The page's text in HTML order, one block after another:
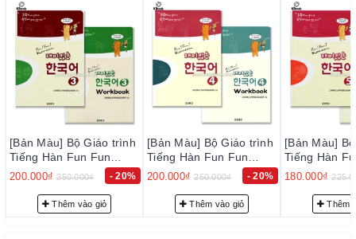
trong thời gian sớm nhất, nhằm đạt tiêu chuẩn chất lượng tốt
với độ tin cậy cao, thoả mãn nhu cầu của khách hàng.
– Luôn luôn lắng nghe, luôn luôn cải tiến để chất lượng của
sản phẩm và dịch vụ ngày càng tốt hơn.
2. Cam kết v ề phục v n hà ng:
Đội ngũ tư vấn viên của chúng tôi sẽ tư vấn thông tin trước
bán hàng cho quý khách những sự lựa chọn phù hợp nhất với
nhu cầu… nhằm giảm giúp khách hàng có sự lựa chọn phù
hợp với trình độ của mình.
3. Cam kết vềphụ án hàng:
[Bản Màu] Bộ Giáo trình
Tiếng Hàn Fun Fun
Korean 3 - 재미 있는 한
200.000₫ 250.000₫ - 20%
Thêm vào giỏ
[Bản Màu] Bộ Giáo trình
Tiếng Hàn Fun Fun
Korean 4 - 재미 있는 한
200.000₫ 250.000₫ - 20%
Thêm vào giỏ
[Bản Màu]
Tiếng Hàn
Korean 5 -
180.000₫
Thêm